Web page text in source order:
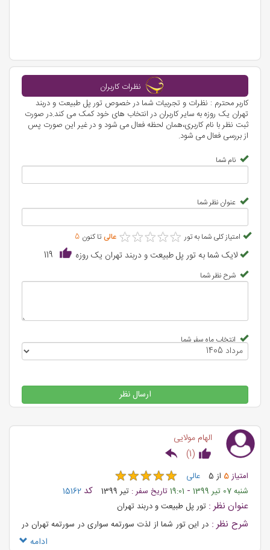
نظرات کاربران
کاربر محترم : نظرات و تجربیات شما در خصوص تور پل طبیعت و دربند
تهران یک روزه به سایر کاربران در انتخاب های خود کمک می کند.در صورت
ثبت نظر با نام کاربری،همان لحظه فعال می شود و در غیر این صورت پس
از بررسی فعال می شود.
نام شما
عنوان نظر شما
امتیاز کلی شما به تور ★★★★★
★★★★★ عالی تا کنون 5
لایک شما به تور پل طبیعت و دربند تهران یک روزه 119
شرح نظر شما
انتخاب ماه سفر شما
ارسال نظر
الهام مولایی
(
1
)
امتیاز5 از 5 عالی ★★★★★
★★★★★
شنبه 07 تیر 1399 -
19:01تاریخ سفر : تیر 1399 کد 15162
عنوان نظر : تور پل طبیعت و دربند تهران
شرح نظر : در این تور شما از لذت سورتمه سواری در سورتمه تهران در
ادامه